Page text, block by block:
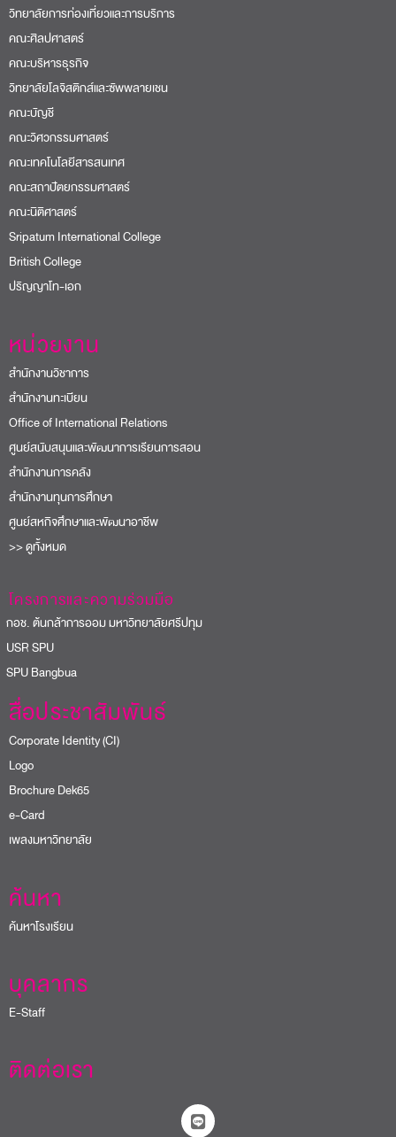
วิทยาลัยการท่องเที่ยวและการบริการ
คณะศิลปศาสตร์
คณะบริหารธุรกิจ
วิทยาลัยโลจิสติกส์และซัพพลายเชน
คณะบัญชี
คณะวิศวกรรมศาสตร์
คณะเทคโนโลยีสารสนเทศ
คณะสถาปัตยกรรมศาสตร์
คณะนิติศาสตร์
Sripatum International College
British College
ปริญญาโท-เอก
หน่วยงาน
สำนักงานวิชาการ
สำนักงานทะเบียน
Office of International Relations
ศูนย์สนับสนุนและพัฒนาการเรียนการสอน
สำนักงานการคลัง
สำนักงานทุนการศึกษา
ศูนย์สหกิจศึกษาและพัฒนาอาชีพ
>> ดูทั้งหมด
โครงการและความร่วมมือ
ช. ต้นกล้าการออม มหาวิทยาลัยศรีปทุม
SPU
Bangbua
สื่อประชาสัมพันธ์
Corporate Identity (CI)
Logo
Brochure Dek65
e-Card
เพลงมหาวิทยาลัย
ค้นหา
ค้นหาโรงเรียน
บุคลากร
E-Staff
ติดต่อเรา